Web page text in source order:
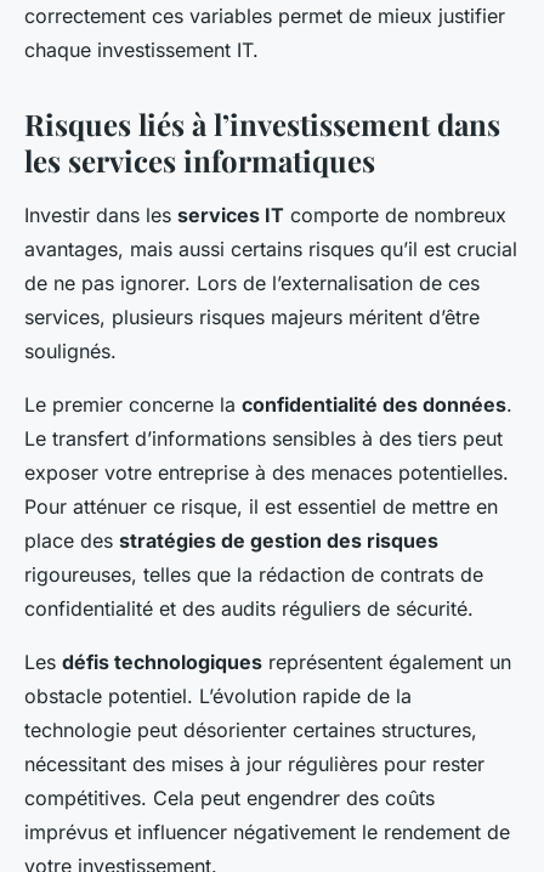
correctement ces variables permet de mieux justifier
chaque investissement IT.
Risques liés à l’investissement dans
les services informatiques
Investir dans les services IT comporte de nombreux
avantages, mais aussi certains risques qu’il est crucial
de ne pas ignorer. Lors de l’externalisation de ces
services, plusieurs risques majeurs méritent d’être
soulignés.
Le premier concerne la confidentialité des données.
Le transfert d’informations sensibles à des tiers peut
exposer votre entreprise à des menaces potentielles.
Pour atténuer ce risque, il est essentiel de mettre en
place des stratégies de gestion des risques
rigoureuses, telles que la rédaction de contrats de
confidentialité et des audits réguliers de sécurité.
Les défis technologiques représentent également un
obstacle potentiel. L’évolution rapide de la
technologie peut désorienter certaines structures,
nécessitant des mises à jour régulières pour rester
compétitives. Cela peut engendrer des coûts
imprévus et influencer négativement le rendement de
votre investissement.